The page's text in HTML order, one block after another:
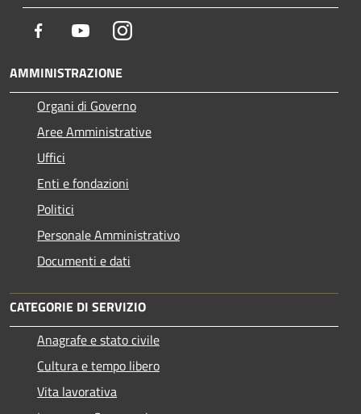
Facebook YoutubeInstagram
AMMINISTRAZIONE
Organi di Governo
Aree Amministrative
Uffici
Enti e fondazioni
Politici
Personale Amministrativo
Documenti e dati
CATEGORIE DI SERVIZIO
Anagrafe e stato civile
Cultura e tempo libero
Vita lavorativa